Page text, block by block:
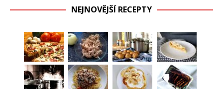
NEJNOVĚJŠÍ RECEPTY